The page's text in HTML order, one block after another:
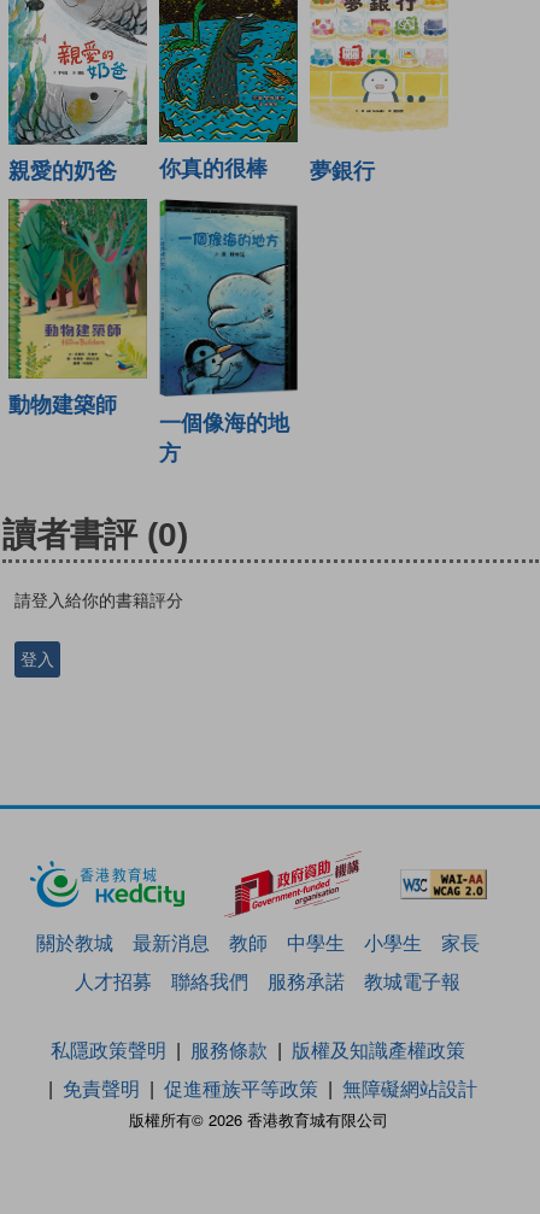
親愛的奶爸 你真的很棒 夢銀行
動物建築師
一個像海的地
方
讀者書評 (0)
請登入給你的書籍評分
登入
關於教城 最新消息 教師 中學生 小學生
家長
人才招募
聯絡我們 服務承諾 教城電子報
版權所有© 2026 香港教育城有限公司
私隱政策聲明 服務條款
版權及知識產權政策
免責聲明
促進種族平等政策 無障礙網站設計